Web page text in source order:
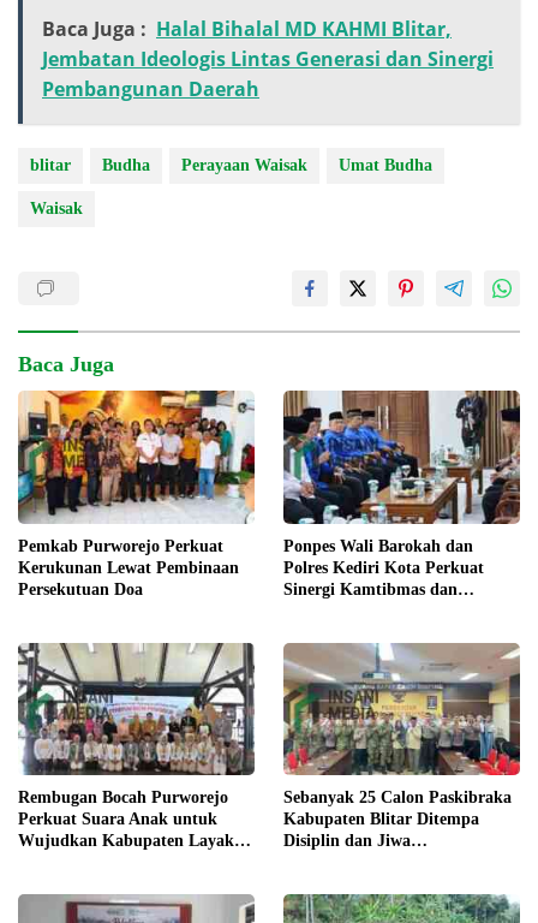
Baca Juga : Halal Bihalal MD KAHMI Blitar,
Jembatan Ideologis Lintas Generasi dan Sinergi
Pembangunan Daerah
blitar Budha Perayaan Waisak Umat Budha
Waisak
Baca Juga
Pemkab Purworejo Perkuat
Kerukunan Lewat Pembinaan
Persekutuan Doa
Ponpes Wali Barokah dan
Polres Kediri Kota Perkuat
Sinergi Kamtibmas dan
Rembugan Bocah Purworejo
Perkuat Suara Anak untuk
Wujudkan Kabupaten Layak
Sebanyak 25 Calon Paskibraka
Kabupaten Blitar Ditempa
Disiplin dan Jiwa